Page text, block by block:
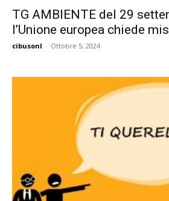
TG AMBIENTE del 29
l’Unione europea chiede
cibusonl - Ottobre 5, 2024